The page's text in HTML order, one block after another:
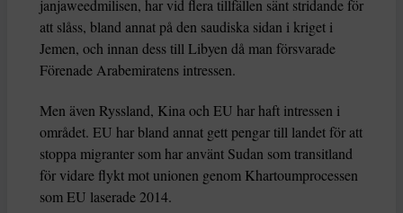
janjaweedmilisen, har vid flera tillfällen sänt stridande för
att slåss, bland annat på den saudiska sidan i kriget i
Jemen, och innan dess till Libyen då man försvarade
Förenade Arabemiratens intressen.
Men även Ryssland, Kina och EU har haft intressen i
området. EU har bland annat gett pengar till landet för att
stoppa migranter som har använt Sudan som transitland
för vidare flykt mot unionen genom Khartoumprocessen
som EU laserade 2014.